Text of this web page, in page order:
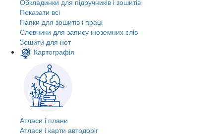
Обкладинки для підручників і зошитів
Показати всі
Папки для зошитів і праці
Словники для запису іноземних слів
Зошити для нот
Картографія
Атласи і плани
Атласи і карти автодоріг